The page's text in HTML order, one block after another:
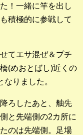
！一緒に竿を出し
積極的に参戦して
てエサ混ぜ＆プチ
(めおとばし)近くの
りました。
ろしたあと、舳先
と先端側の2カ所に
のは先端側。足場